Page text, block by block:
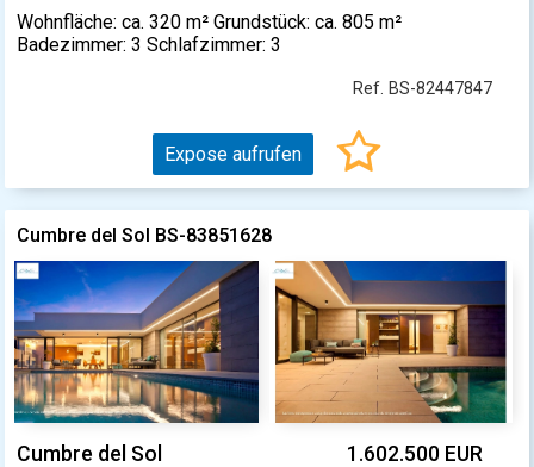
Wohnfläche: ca. 320 m² Grundstück: ca. 805 m²
Badezimmer: 3 Schlafzimmer: 3
Ref. BS-82447847
Expose aufrufen
Cumbre del Sol BS-83851628
Cumbre del Sol 1.602.500 EUR